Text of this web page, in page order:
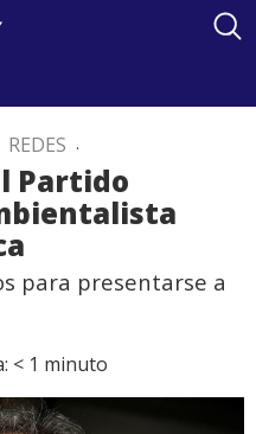
REDES .
Partido
para presentarse a
< 1 minuto